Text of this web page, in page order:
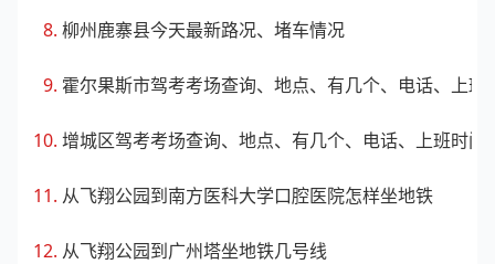
柳州鹿寨县今天最新路况、堵车情况
霍尔果斯市驾考考场查询、地点、有几个、电话、上班
增城区驾考考场查询、地点、有几个、电话、上班时间
从飞翔公园到南方医科大学口腔医院怎样坐地铁
从飞翔公园到广州塔坐地铁几号线